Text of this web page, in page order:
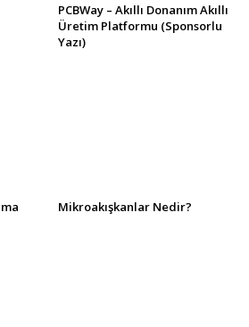
PCBWay – Akıllı Donanım Akıllı
Üretim Platformu (Sponsorlu
Yazı)
Mikroakışkanlar Nedir?